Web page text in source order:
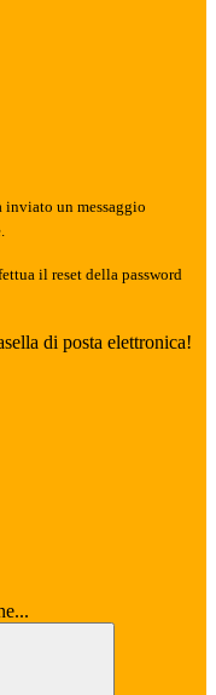
inviato un messaggio
il reset della password
di posta elettronica!